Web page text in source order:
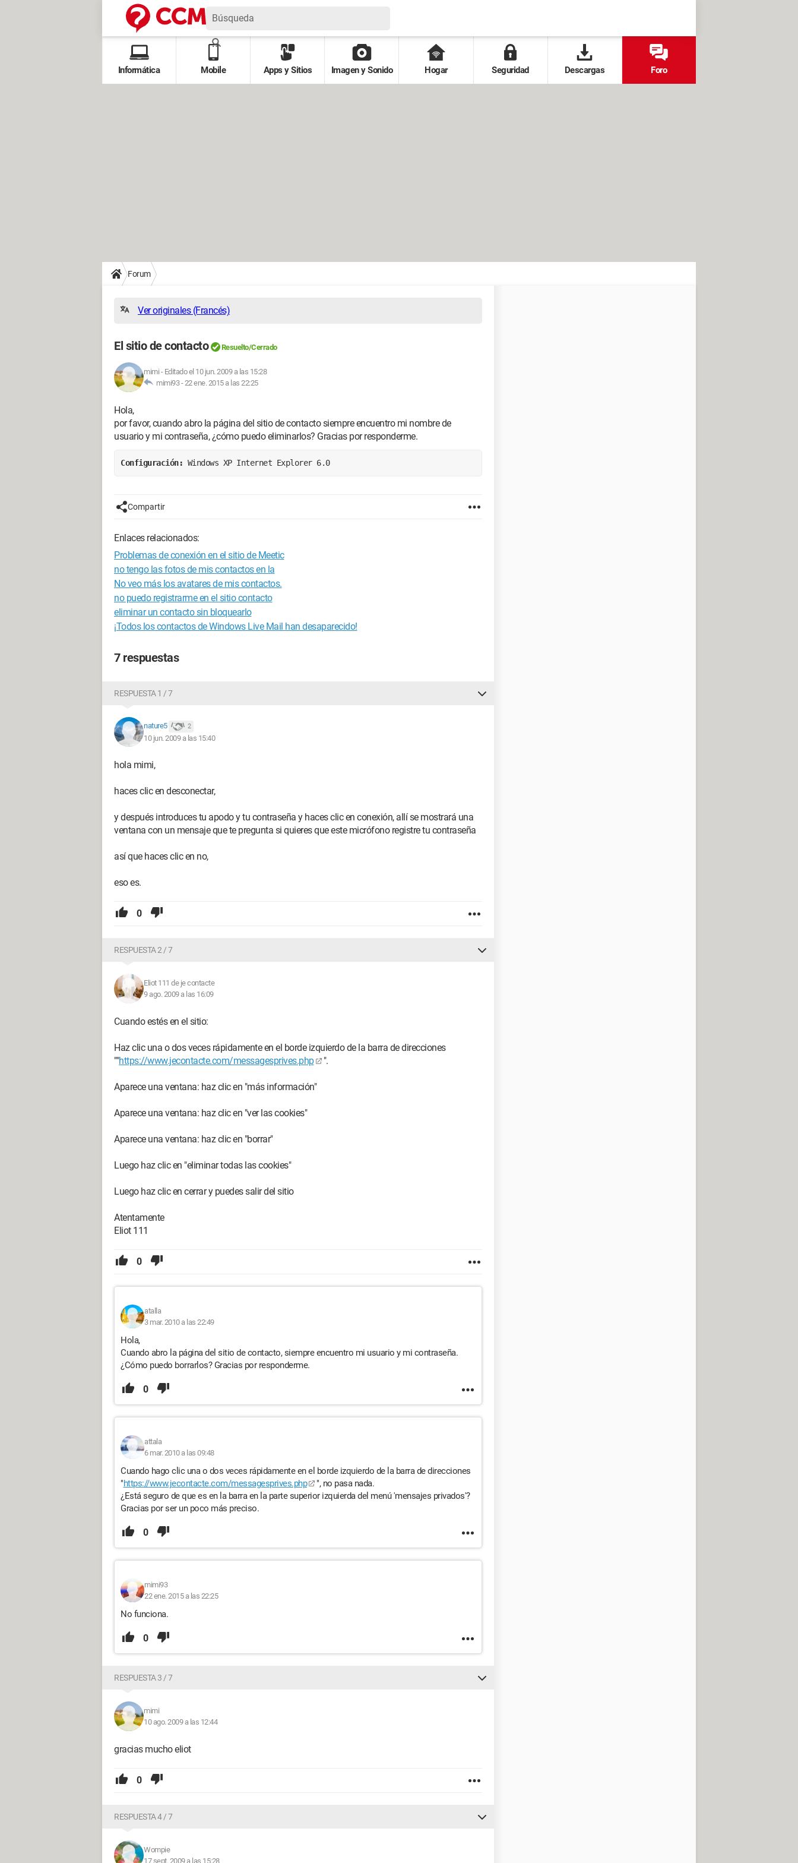
Informática Mobile Apps y Sitios Imagen y Sonido Hogar Seguridad Descargas Foro
Forum
Ver originales (Francés)
El sitio de contacto Resuelto/Cerrado
mimi - Editado el 10 jun. 2009 a las 15:28
mimi93 -22 ene. 2015 a las 22:25
Hola,
por favor, cuando abro la página del sitio de contacto siempre encuentro mi nombre de
usuario y mi contraseña, ¿cómo puedo eliminarlos? Gracias por responderme.
Configuración: Windows XP Internet Explorer 6.0
Compartir
Enlaces relacionados:
Problemas de conexión en el sitio de Meetic
no tengo las fotos de mis contactos en la
No veo más los avatares de mis contactos.
no puedo registrarme en el sitio contacto
eliminar un contacto sin bloquearlo
¡Todos los contactos de Windows Live Mail han desaparecido!
7 respuestas
RESPUESTA 1 / 7
nature5 2
10 jun. 2009 a las 15:40
hola mimi,
haces clic en desconectar,
y después introduces tu apodo y tu contraseña y haces clic en conexión, allí se mostrará una
ventana con un mensaje que te pregunta si quieres que este micrófono registre tu contraseña
así que haces clic en no,
eso es.
0
RESPUESTA 2 / 7
Eliot 111 de je contacte
9 ago. 2009 a las 16:09
Cuando estés en el sitio:
Haz clic una o dos veces rápidamente en el borde izquierdo de la barra de direcciones
""https://www.jecontacte.com/messagesprives.php ".
Aparece una ventana: haz clic en "más información"
Aparece una ventana: haz clic en "ver las cookies"
Aparece una ventana: haz clic en "borrar"
Luego haz clic en "eliminar todas las cookies"
Luego haz clic en cerrar y puedes salir del sitio
Atentamente
Eliot 111
0
atalla
3 mar. 2010 a las 22:49
Hola,
Cuando abro la página del sitio de contacto, siempre encuentro mi usuario y mi contraseña.
¿Cómo puedo borrarlos? Gracias por responderme.
0
attala
6 mar. 2010 a las 09:48
Cuando hago clic una o dos veces rápidamente en el borde izquierdo de la barra de direcciones
"https://www.jecontacte.com/messagesprives.php
", no pasa nada.
¿Está seguro de que es en la barra en la parte superior izquierda del menú 'mensajes privados'?
Gracias por ser un poco más preciso.
0
mimi93
22 ene. 2015 a las 22:25
No funciona.
0
RESPUESTA 3 / 7
mimi
10 ago. 2009 a las 12:44
gracias mucho eliot
0
RESPUESTA 4 / 7
Wompie
17 sept. 2009 a las 15:28